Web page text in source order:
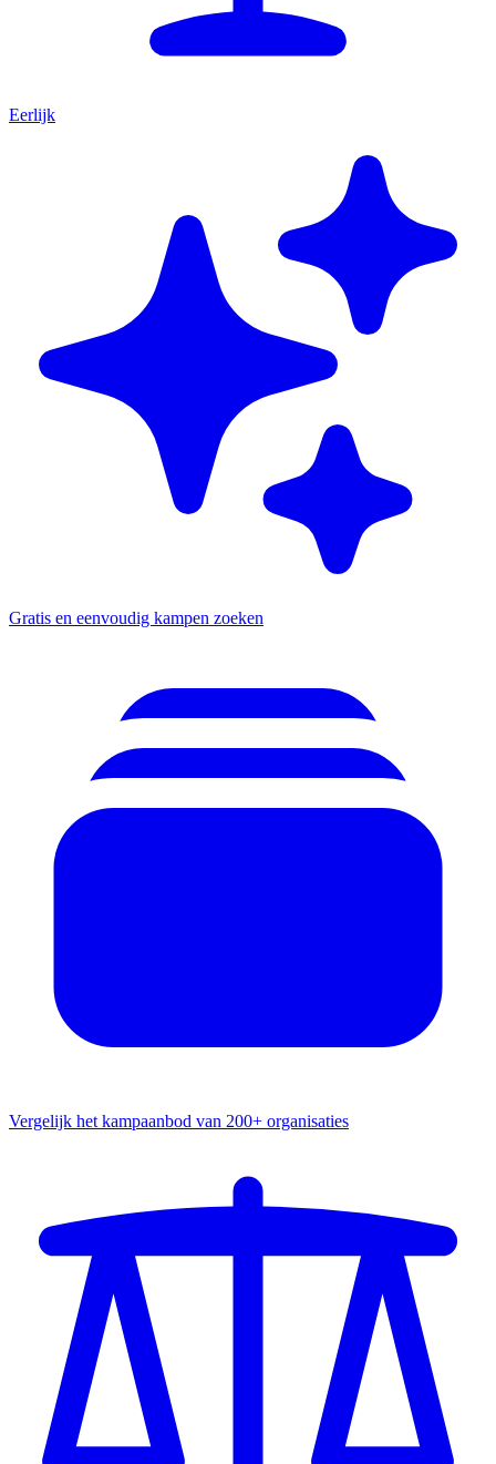
Eerlijk
Gratis en eenvoudig kampen zoeken
Vergelijk het kampaanbod van 200+ organisaties